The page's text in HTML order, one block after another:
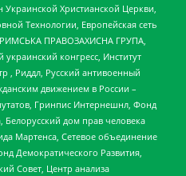
Христианской Церкви,
Технологии, Европейская сеть
ПРАВОЗАХИСНА ГРУПА,
конгресс, Институт
, Риддл, Русский антивоенный
движением в России –
Гринпис Интернешнл, Фонд
дом прав человека
Мартенса, Сетевое объединение
Демократического Развития,
Совет, Центр анализа